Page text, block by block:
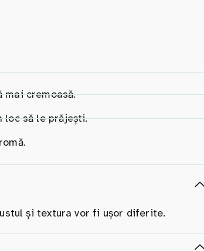
cremoasă.
loc să le prăjești.
și textura vor fi ușor diferite.